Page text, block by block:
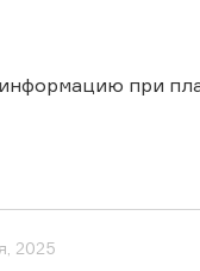
при
2025